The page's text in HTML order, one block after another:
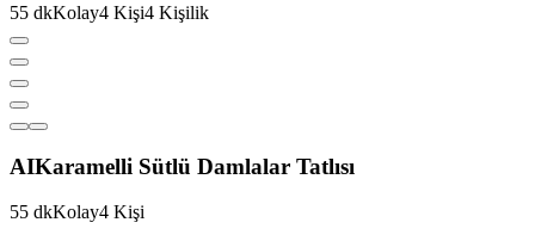
55 dkKolay4 Kişi4 Kişilik
AIKaramelli Sütlü Damlalar Tatlısı
55 dkKolay4 Kişi